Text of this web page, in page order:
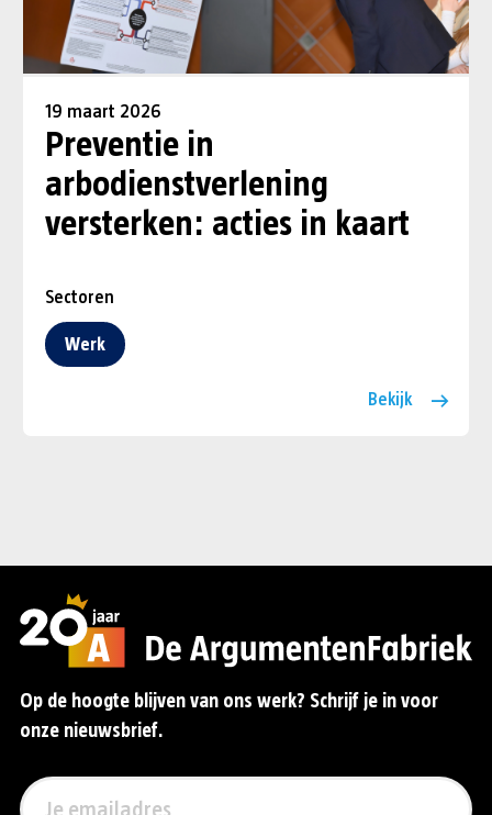
19 maart 2026
Preventie in
arbodienstverlening
versterken: acties in kaart
Sectoren
Werk
Bekijk
Op de hoogte blijven van ons werk? Schrijf je in voor
onze nieuwsbrief.